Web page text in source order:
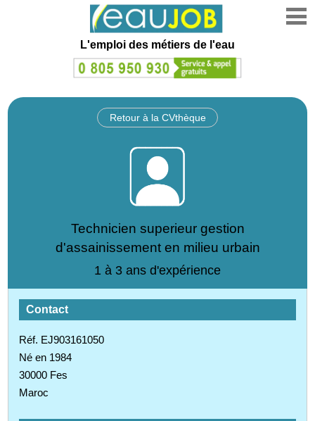
L'emploi des métiers de l'eau
Retour à la CVthèque
Technicien superieur gestion
d'assainissement en milieu urbain
1 à 3 ans d'expérience
Contact
Réf. EJ903161050
Né en 1984
30000 Fes
Maroc